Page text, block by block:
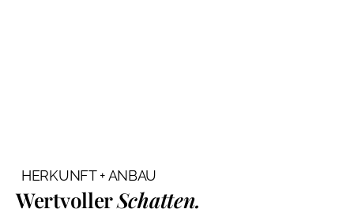
HERKUNFT + ANBAU
WertvollerSchatten.